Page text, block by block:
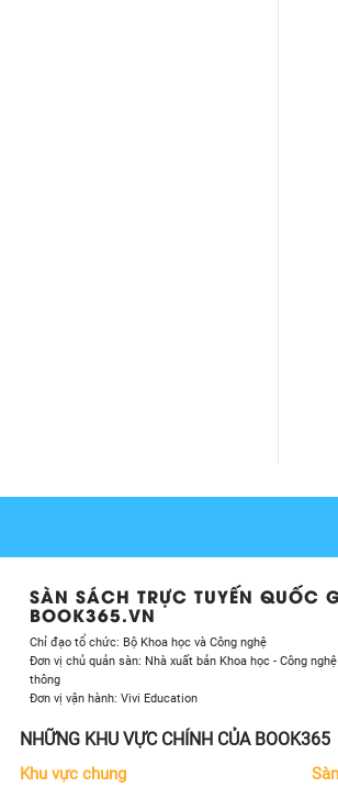
SÀN SÁCH TRỰC TUYẾN QUỐC
BOOK365.VN
Chỉ đạo tổ chức: Bộ Khoa học và Công nghệ
Đơn vị chủ quản sàn: Nhà xuất bản Khoa học - Công
thông
Đơn vị vận hành: Vivi Education
NHỮNG KHU VỰC CHÍNH CỦA BOOK365
Khu vực chung